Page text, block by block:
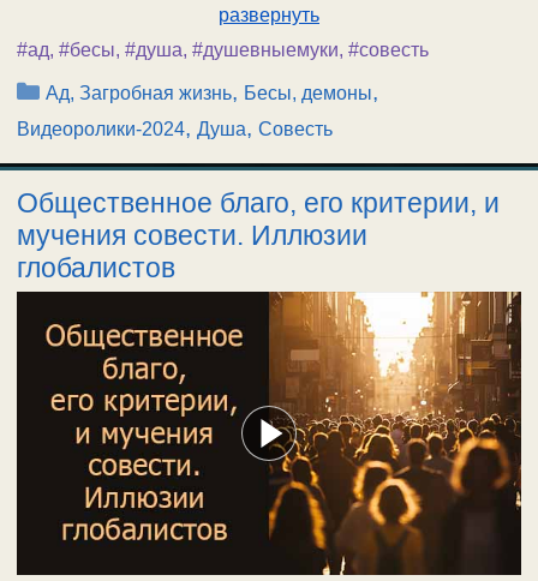
развернуть
#ад, #бесы, #душа, #душевныемуки, #совесть
Рубрики
Ад, Загробная жизнь, Бесы, демоны,
Видеоролики-2024, Душа, Совесть
Общественное благо, его критерии, и
мучения совести. Иллюзии
глобалистов